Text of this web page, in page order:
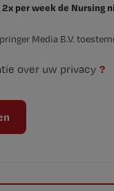
2x per week de Nursing
Media B.V.
over uw privacy ?